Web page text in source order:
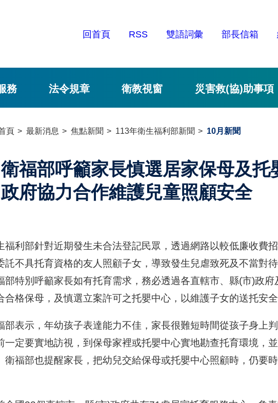
回首頁 RSS 雙語詞彙 部長信箱
務 法令規章 衛教視窗 災害救(協)助事項
頁 最新消息 焦點新聞 113年衛生福利部新聞 10月新聞
衛福部呼籲家長慎選居家保母及托
政府協力合作維護兒童照顧安全
福利部針對近期發生未合法登記民眾，透過網路以較低廉收費
託不具托育資格的友人照顧子女，導致發生兒虐致死及不當對
部特別呼籲家長如有托育需求，務必透過各直轄市、縣(市)政
合格保母，及慎選立案許可之托嬰中心，以維護子女的送托安全
部表示，年幼孩子表達能力不佳，家長很難短時間從孩子身上
一定要實地訪視，到保母家裡或托嬰中心實地勘查托育環境，
衛福部也提醒家長，把幼兒交給保母或托嬰中心照顧時，仍要